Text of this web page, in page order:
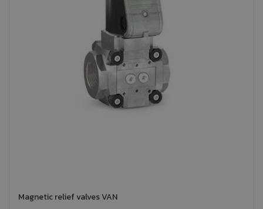
Magnetic relief valves VAN